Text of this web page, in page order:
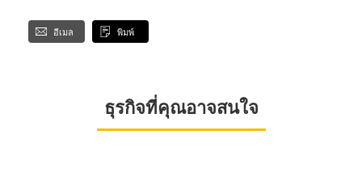
อีเมล พิมพ์
ธุรกิจที่คุณอาจสนใจ